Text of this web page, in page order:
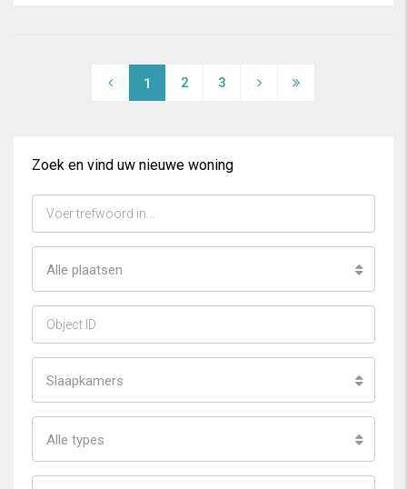
1 2 3
Zoek en vind uw nieuwe woning
Alle plaatsen
Slaapkamers
Alle types